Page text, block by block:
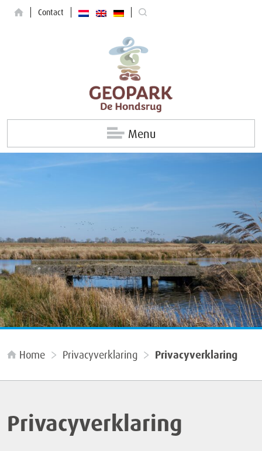
Contact
Menu
Home Privacyverklaring Privacyverklaring
Privacyverklaring